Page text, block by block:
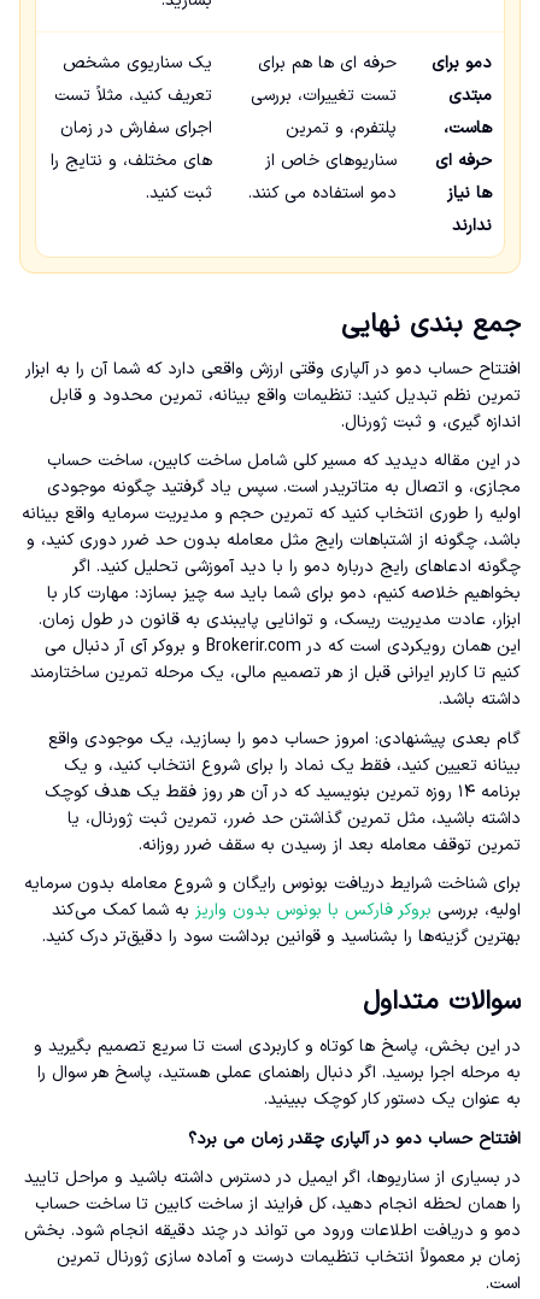
دمو برای
مبتدی
هاست،
حرفه ای
ها نیاز
ندارند
حرفه ای ها هم برای
تست تغییرات، بررسی
پلتفرم، و تمرین
سناریوهای خاص از
دمو استفاده می کنند.
یک سناریوی مشخص
تعریف کنید، مثلاً تست
اجرای سفارش در زمان
های مختلف، و نتایج را
ثبت کنید.
جمع بندی نهایی
افتتاح حساب دمو در آلپاری وقتی ارزش واقعی دارد که شما آن را به ابزار
تمرین نظم تبدیل کنید: تنظیمات واقع بینانه، تمرین محدود و قابل
اندازه گیری، و ثبت ژورنال.
در این مقاله دیدید که مسیر کلی شامل ساخت کابین، ساخت حساب
مجازی، و اتصال به متاتریدر است. سپس یاد گرفتید چگونه موجودی
اولیه را طوری انتخاب کنید که تمرین حجم و مدیریت سرمایه واقع بینانه
باشد، چگونه از اشتباهات رایج مثل معامله بدون حد ضرر دوری کنید، و
چگونه ادعاهای رایج درباره دمو را با دید آموزشی تحلیل کنید. اگر
بخواهیم خلاصه کنیم، دمو برای شما باید سه چیز بسازد: مهارت کار با
ابزار، عادت مدیریت ریسک، و توانایی پایبندی به قانون در طول زمان.
این همان رویکردی است که در Brokerir.com و بروکر آی آر دنبال می
کنیم تا کاربر ایرانی قبل از هر تصمیم مالی، یک مرحله تمرین ساختارمند
داشته باشد.
گام بعدی پیشنهادی: امروز حساب دمو را بسازید، یک موجودی واقع
بینانه تعیین کنید، فقط یک نماد را برای شروع انتخاب کنید، و یک
برنامه ۱۴ روزه تمرین بنویسید که در آن هر روز فقط یک هدف کوچک
داشته باشید، مثل تمرین گذاشتن حد ضرر، تمرین ثبت ژورنال، یا
تمرین توقف معامله بعد از رسیدن به سقف ضرر روزانه.
برای شناخت شرایط دریافت بونوس رایگان و شروع معامله بدون سرمایه
اولیه، بررسی بروکر فارکس با بونوس بدون واریز به شما کمک می‌کند
بهترین گزینه‌ها را بشناسید و قوانین برداشت سود را دقیق‌تر درک کنید.
سوالات متداول
در این بخش، پاسخ ها کوتاه و کاربردی است تا سریع تصمیم بگیرید و
به مرحله اجرا برسید. اگر دنبال راهنمای عملی هستید، پاسخ هر سوال را
به عنوان یک دستور کار کوچک ببینید.
افتتاح حساب دمو در آلپاری چقدر زمان می برد؟
در بسیاری از سناریوها، اگر ایمیل در دسترس داشته باشید و مراحل تایید
را همان لحظه انجام دهید، کل فرایند از ساخت کابین تا ساخت حساب
دمو و دریافت اطلاعات ورود می تواند در چند دقیقه انجام شود. بخش
زمان بر معمولاً انتخاب تنظیمات درست و آماده سازی ژورنال تمرین
است.